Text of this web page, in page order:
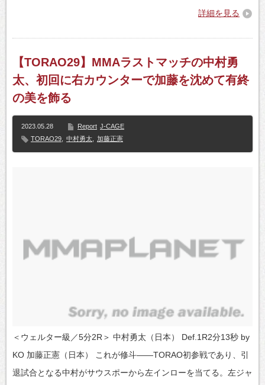
詳細を見る
【TORAO29】MMAラストマッチの中村勇
太、初回に右カウンターで加藤を沈めて有終
の美を飾る
2023.05.28 Report J-CAGE
TORAO29
中村勇太 加藤正憲
＜ウェルター級／5分2R＞ 中村勇太（日本） Def.1R2分13秒 by
KO 加藤正憲（日本） これが修斗――TORAO初参戦であり、引
退試合となる中村がサウスポーから左インローを当てる。左ジャ